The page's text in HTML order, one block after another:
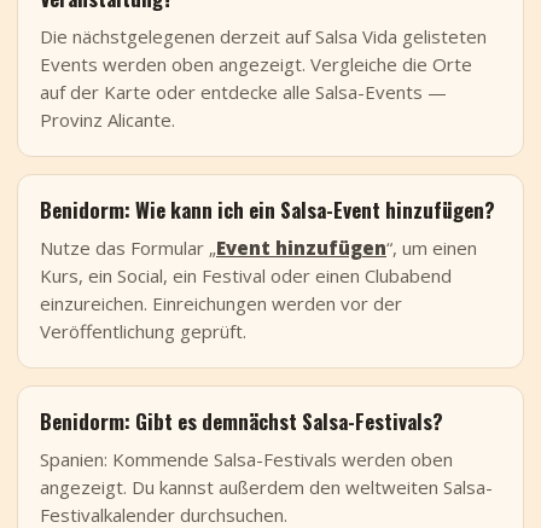
Die nächstgelegenen derzeit auf Salsa Vida gelisteten
Events werden oben angezeigt. Vergleiche die Orte
auf der Karte oder entdecke alle Salsa-Events —
Provinz Alicante.
Benidorm: Wie kann ich ein Salsa-Event hinzufügen?
Nutze das Formular „Event hinzufügen“, um einen
Kurs, ein Social, ein Festival oder einen Clubabend
einzureichen. Einreichungen werden vor der
Veröffentlichung geprüft.
Benidorm: Gibt es demnächst Salsa-Festivals?
Spanien: Kommende Salsa-Festivals werden oben
angezeigt. Du kannst außerdem den weltweiten Salsa-
Festivalkalender durchsuchen.